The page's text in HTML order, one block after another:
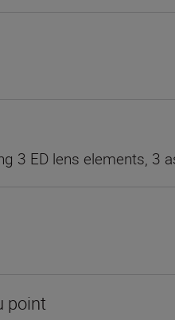
3 ED lens elements, 3
point